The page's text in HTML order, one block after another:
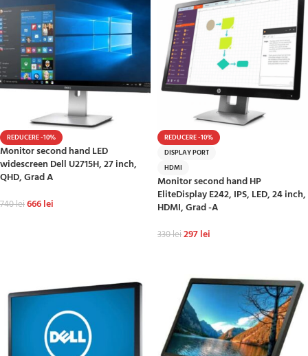
REDUCERE -10%
Monitor second hand LED
widescreen Dell U2715H, 27 inch,
QHD, Grad A
740lei666lei
REDUCERE -10%
DISPLAY PORT
HDMI
Monitor second hand HP
EliteDisplay E242, IPS, LED, 24 inch,
HDMI, Grad -A
330lei297lei